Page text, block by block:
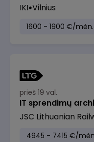
IKI Vilnius
1600 - 1900 €/mėn.
prieš 19 val.
IT sprendimų
JSC Lithuanian
4945 - 7415 €/